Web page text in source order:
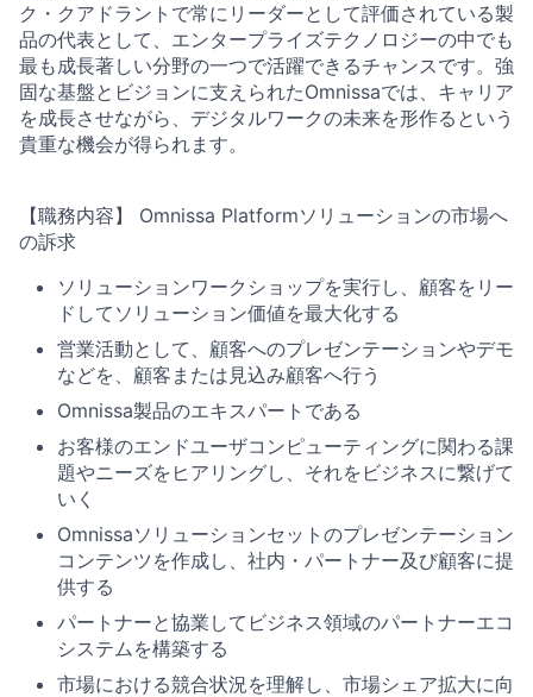
ク・クアドラントで常にリーダーとして評価されている製
品の代表として、エンタープライズテクノロジーの中でも
最も成長著しい分野の一つで活躍できるチャンスです。強
固な基盤とビジョンに支えられたOmnissaでは、キャリア
を成長させながら、デジタルワークの未来を形作るという
貴重な機会が得られます。
【職務内容】 Omnissa Platformソリューションの市場へ
の訴求
ソリューションワークショップを実行し、顧客をリー
ドしてソリューション価値を最大化する
営業活動として、顧客へのプレゼンテーションやデモ
などを、顧客または見込み顧客へ行う
Omnissa製品のエキスパートである
お客様のエンドユーザコンピューティングに関わる課
題やニーズをヒアリングし、それをビジネスに繋げて
いく
Omnissaソリューションセットのプレゼンテーション
コンテンツを作成し、社内・パートナー及び顧客に提
供する
パートナーと協業してビジネス領域のパートナーエコ
システムを構築する
市場における競合状況を理解し、市場シェア拡大に向